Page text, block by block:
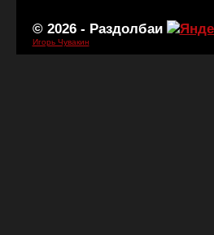
© 2026 - Раздолбаи
Игорь Чувакин